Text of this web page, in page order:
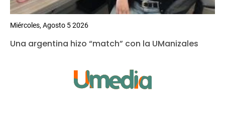
Miércoles, Agosto 5 2026
Una argentina hizo “match” con la UManizales